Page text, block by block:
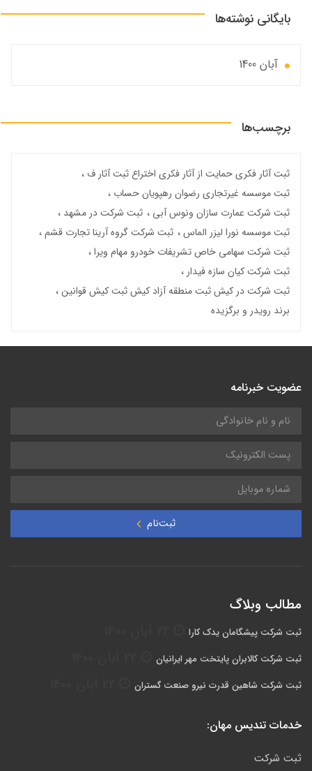
بایگانی نوشته‌ها
آبان 1400
برچسب‌ها
ثبت آثار فکری حمایت از آثار فکری اختراع ثبت آثار ف
ثبت موسسه غیرتجاری رضوان رهپویان حساب
ثبت شرکت عمارت سازان ونوس آبی
ثبت شرکت در مشهد
ثبت موسسه نورا لیزر الماس
ثبت شرکت گروه آرینا تجارت قشم
ثبت شرکت سهامی خاص تشریفات خودرو مهام ویرا
ثبت شرکت کیان سازه فیدار
ثبت شرکت در کیش ثبت منطقه آزاد کیش ثبت کیش قوانین
برند رویدر و برگزیده
عضویت خبرنامه
ثبت‌نام
مطالب وبلاگ
ثبت شرکت پیشگامان یدک کارا
ثبت شرکت کالابران پایتخت مهر ایرانیان
ثبت شرکت شاهین قدرت نیرو صنعت گستران
خدمات تندیس مهان:
ثبت شرکت